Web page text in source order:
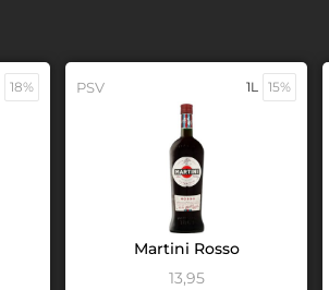
18% PSV 1L 15%
Martini Rosso
13,95